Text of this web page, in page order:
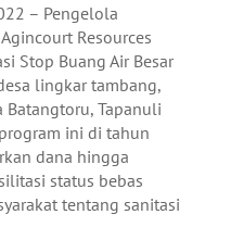
– Pengelola
Resources
Stop Buang Air Besar
lingkar tambang,
Tapanuli
ini di tahun
dana hingga
status bebas
tentang sanitasi